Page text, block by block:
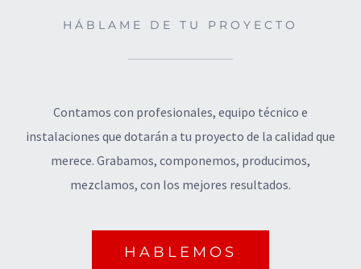
HÁBLAME DE TU PROYECTO
Contamos con profesionales, equipo técnico e
instalaciones que dotarán a tu proyecto de la calidad que
merece. Grabamos, componemos, producimos,
mezclamos, con los mejores resultados.
HABLEMOS
© Copyright2026 | Todos los derechos
reservados | Diseño por